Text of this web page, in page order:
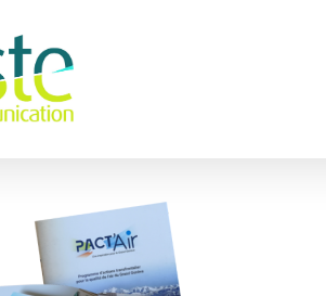
Hit enter to search or ESC to close